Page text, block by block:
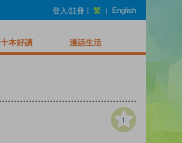
登入/註冊 | 繁 | English
十本好讀 漫話生活
1